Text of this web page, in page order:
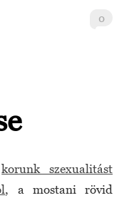
0
korunk szexualitást
, a mostani rövid